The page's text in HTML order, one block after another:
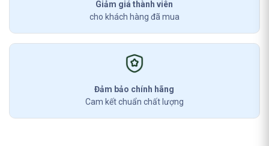
Giảm giá thành viên
cho khách hàng đã mua
Đảm bảo chính hãng
Cam kết chuẩn chất lượng